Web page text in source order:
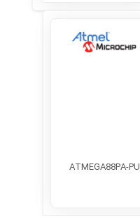
ATMEGA88PA-PU